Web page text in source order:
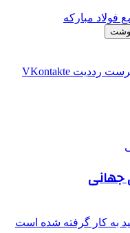
فولاد مبارکه
‫رددیت ‫VKontakte
جهانی